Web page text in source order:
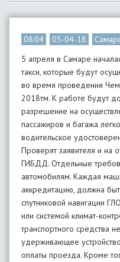
08:04 05-04-18
5 апреля в Самаре
такси, которые будут
во время проведения
2018тм. К работе будут
разрешение на
пассажиров и багажа
водительское
Проверят заявителя и на
ГИБДД. Отдельные
автомобилям. Каждая
аккредитацию, должна
спутниковой навигации
или системой климат-
транспортного средства
удерживающее
оплаты проезда. Кроме